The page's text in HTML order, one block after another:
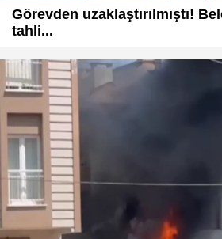
Görevden uzaklaştırılmıştı!
tahli...